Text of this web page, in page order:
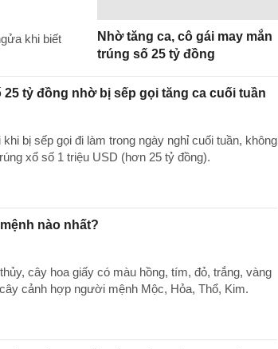
khi biết
Nhờ tăng ca, cô gái may mắn
trúng số 25 tỷ đồng
tỷ đồng nhờ bị sếp gọi tăng ca cuối tuần
bị sếp gọi đi làm trong ngày nghỉ cuối tuần, không
xổ số 1 triệu USD (hơn 25 tỷ đồng).
nào nhất?
cây hoa giấy có màu hồng, tím, đỏ, trắng, vàng
cảnh hợp người mệnh Mộc, Hỏa, Thổ, Kim.